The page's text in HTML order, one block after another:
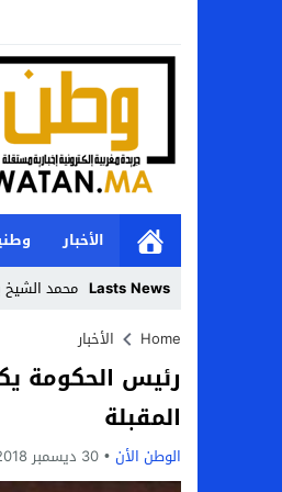
الأخبار
Lasts News محمد الشيخ
Previous
Home الأخبار
المقبلة
الوطن الأن 30 ديسمبر 2018